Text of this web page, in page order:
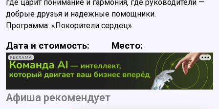
где царит понимание и гармония, где руководители —
добрые друзья и надежные помощники.
Программа: «Покорители сердец».
Дата и стоимость: Место:
РЕКЛАМА
Афиша рекомендует